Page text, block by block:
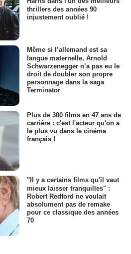
thrillers des années 90
injustement oublié !
Même si l’allemand est sa
langue maternelle, Arnold
Schwarzenegger n’a pas eu le
droit de doubler son propre
personnage dans la saga
Terminator
Plus de 300 films en 47 ans de
carrière : c'est l'acteur qu'on a
le plus vu dans le cinéma
français !
"Il y a certains films qu'il vaut
mieux laisser tranquilles" :
Robert Redford ne voulait
absolument pas de remake
pour ce classique des années
70